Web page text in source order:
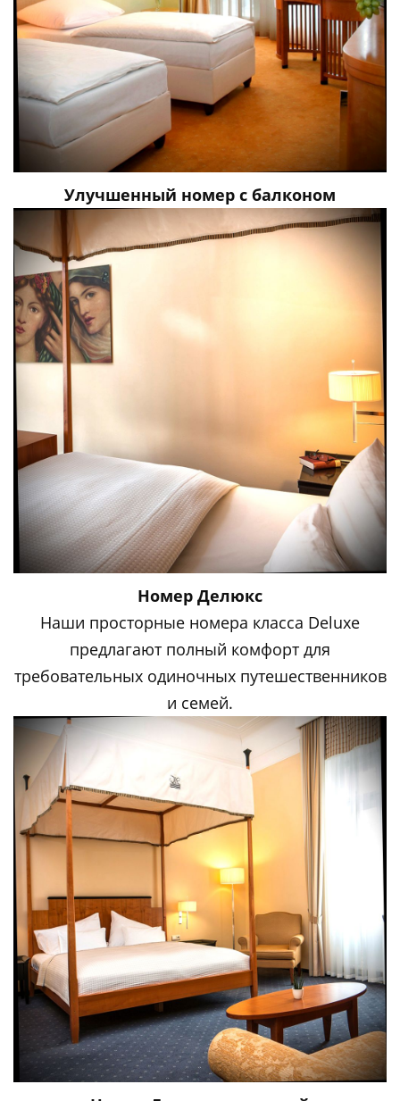
Улучшенный номер с балконом
Номер Делюкс
Наши просторные номера класса Deluxe
предлагают полный комфорт для
требовательных одиночных путешественников
и семей.